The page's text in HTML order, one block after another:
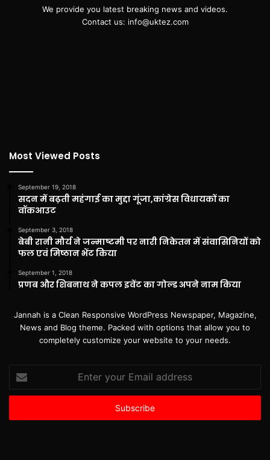
We provide you latest breaking news and videos.
Contact us: info@uktez.com
Most Viewed Posts
September 19, 2018
सदन में बढ़ती महंगाई का मुद्दा गूंजा,कांग्रेस विधायकों का
वॉकआउट
September 3, 2018
बेबी रानी मौर्य ने जन्माष्टमी पर नारी निकेतन में संवासिनियों को
फल एवं मिष्ठान भेंट किया
September 1, 2018
प्रणब और शिबनाथ ने कपल इवेंट का गोल्ड अपने नाम किया
Jannah is a Clean Responsive WordPress Newspaper, Magazine,
News and Blog theme. Packed with options that allow you to
completely customize your website to your needs.
your
Email